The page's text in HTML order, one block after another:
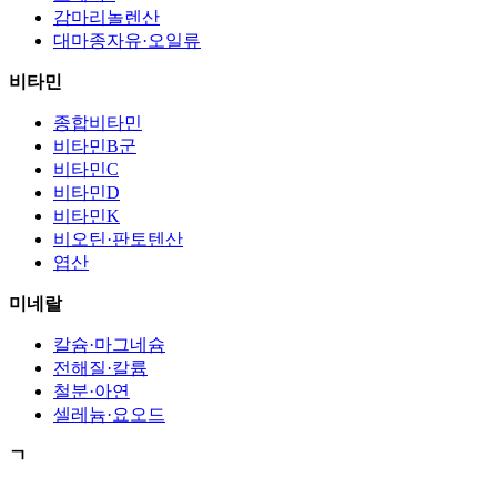
감마리놀렌산
대마종자유·오일류
비타민
종합비타민
비타민B군
비타민C
비타민D
비타민K
비오틴·판토텐산
엽산
미네랄
칼슘·마그네슘
전해질·칼륨
철분·아연
셀레늄·요오드
ㄱ